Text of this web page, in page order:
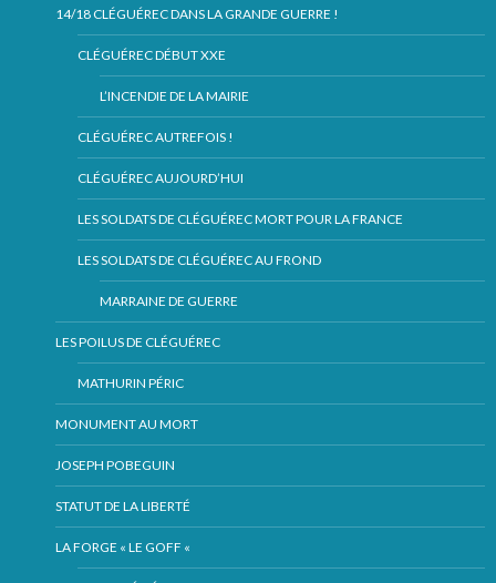
14/18 CLÉGUÉREC DANS LA GRANDE GUERRE !
CLÉGUÉREC DÉBUT XXE
L’INCENDIE DE LA MAIRIE
CLÉGUÉREC AUTREFOIS !
CLÉGUÉREC AUJOURD’HUI
LES SOLDATS DE CLÉGUÉREC MORT POUR LA FRANCE
LES SOLDATS DE CLÉGUÉREC AU FROND
MARRAINE DE GUERRE
LES POILUS DE CLÉGUÉREC
MATHURIN PÉRIC
MONUMENT AU MORT
JOSEPH POBEGUIN
STATUT DE LA LIBERTÉ
LA FORGE « LE GOFF «